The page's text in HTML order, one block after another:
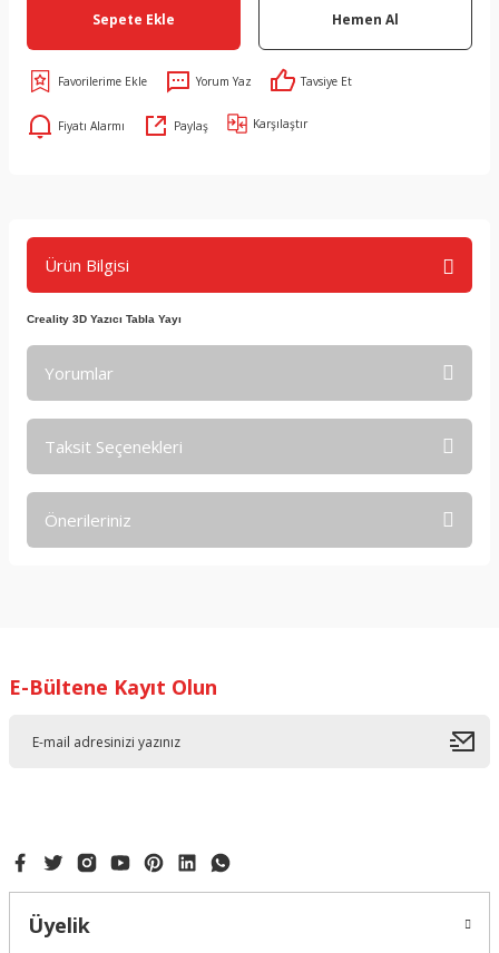
Sepete Ekle Hemen Al
Yorum Yaz Tavsiye Et
Fiyatı Alarmı Paylaş Karşılaştır
Ürün Bilgisi
Creality 3D Yazıcı Tabla Yayı
Yorumlar
Taksit Seçenekleri
Önerileriniz
Ürün resmi kalitesiz, bozuk veya görüntülenemiyor.
E-Bültene Kayıt Olun
Üyelik